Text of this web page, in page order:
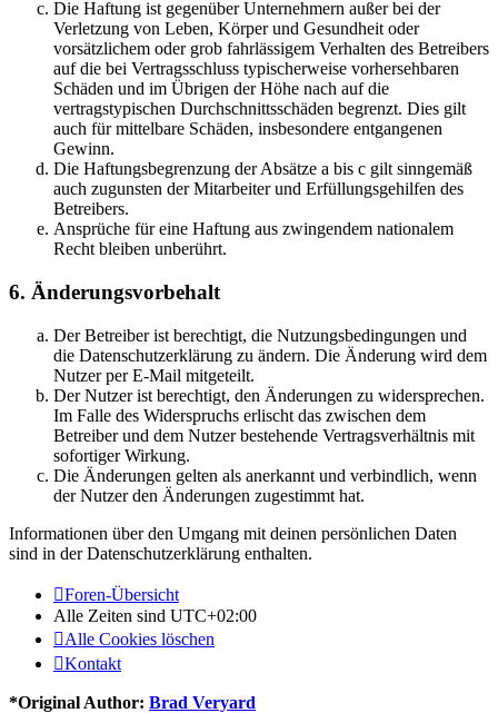
Die Haftung ist gegenüber Unternehmern außer bei der
Verletzung von Leben, Körper und Gesundheit oder
vorsätzlichem oder grob fahrlässigem Verhalten des Betreibers
auf die bei Vertragsschluss typischerweise vorhersehbaren
Schäden und im Übrigen der Höhe nach auf die
vertragstypischen Durchschnittsschäden begrenzt. Dies gilt
auch für mittelbare Schäden, insbesondere entgangenen
Gewinn.
Die Haftungsbegrenzung der Absätze a bis c gilt sinngemäß
auch zugunsten der Mitarbeiter und Erfüllungsgehilfen des
Betreibers.
Ansprüche für eine Haftung aus zwingendem nationalem
Recht bleiben unberührt.
6. Änderungsvorbehalt
Der Betreiber ist berechtigt, die Nutzungsbedingungen und
die Datenschutzerklärung zu ändern. Die Änderung wird dem
Nutzer per E-Mail mitgeteilt.
Der Nutzer ist berechtigt, den Änderungen zu widersprechen.
Im Falle des Widerspruchs erlischt das zwischen dem
Betreiber und dem Nutzer bestehende Vertragsverhältnis mit
sofortiger Wirkung.
Die Änderungen gelten als anerkannt und verbindlich, wenn
der Nutzer den Änderungen zugestimmt hat.
Informationen über den Umgang mit deinen persönlichen Daten
sind in der Datenschutzerklärung enthalten.
Foren-Übersicht
Alle Zeiten sind UTC+02:00
Alle Cookies löschen
Kontakt
*Original Author: Brad Veryard